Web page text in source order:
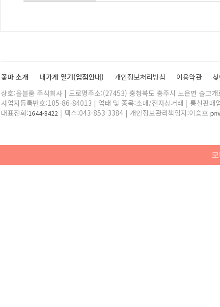
꽃마 소개 내가게 열기(입점안내) 개인정보처리방침 이용약관
상호:올블룸 주식회사 | 도로명주소:(27453) 충청북도 충주시 노은면 솔고
사업자등록번호:105-86-84013 | 업태 및 종목:소매/전자상거래 | 통신판매
대표전화:1644-8422 | 팩스:043-853-3384 | 개인정보관리책임자:이승호